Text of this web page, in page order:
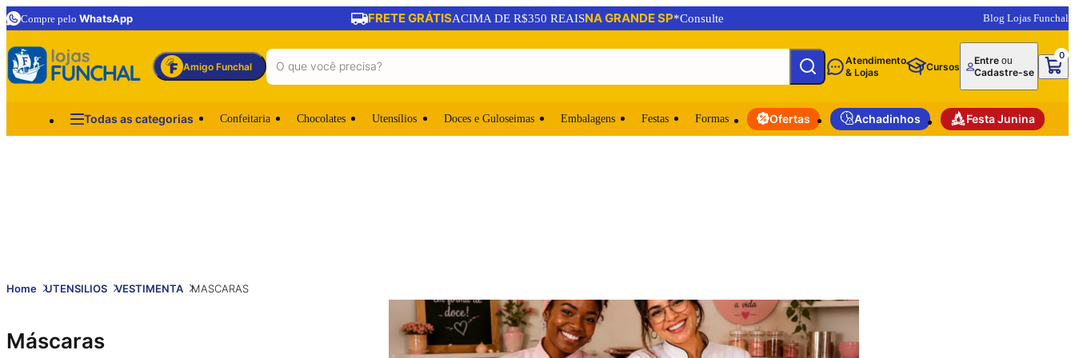
Compre pelo WhatsApp FRETE GRÁTISACIMA DE R$350 REAISNA GRANDE SP*Consulte Blog Lojas Funchal
Amigo Funchal
Atendimento
& Lojas
Cursos Entreou
Cadastre-se
0
Todas as categorias Confeitaria Chocolates Utensílios Doces e Guloseimas Embalagens Festas Formas Ofertas Achadinhos Festa Junina
Home UTENSILIOS VESTIMENTA MASCARAS
Máscaras